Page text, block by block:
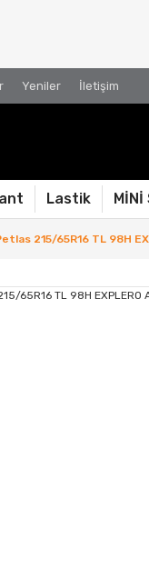
Yeniler İletişim
Lastik MİNİ
215/65R16 TL 98H